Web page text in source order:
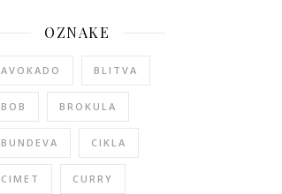
OZNAKE
AVOKADO BLITVA
BOB BROKULA
BUNDEVA CIKLA
CIMET CURRY